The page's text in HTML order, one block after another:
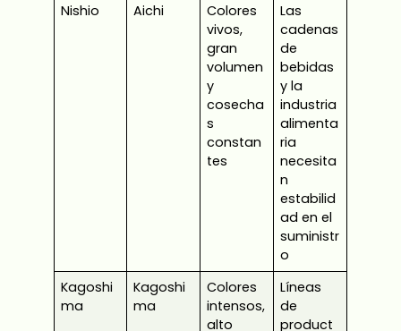
Nishio
Aichi
Colores
vivos,
gran
volumen
y
cosecha
s
constan
tes
Las
cadenas
de
bebidas
y la
industria
alimenta
ria
necesita
n
estabilid
ad en el
suministr
o
Kagoshi
ma
Kagoshi
ma
Colores
intensos,
alto
Líneas
de
product